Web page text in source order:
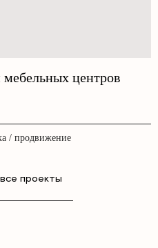
мебельных центров
/ продвижение
проекты